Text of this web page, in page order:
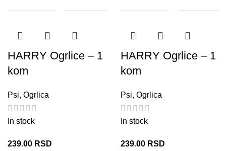
HARRY Ogrlice – 1
kom
Psi, Ogrlica
In stock
239.00 RSD
HARRY Ogrlice – 1
kom
Psi, Ogrlica
In stock
239.00 RSD